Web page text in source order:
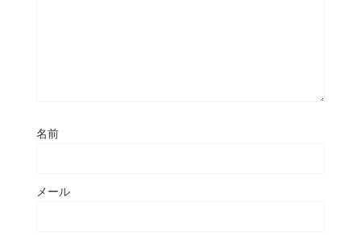
名前
メール